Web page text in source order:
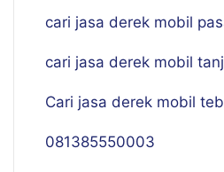
cari jasa derek mobil
cari jasa derek mobil
Cari jasa derek mobil
081385550003